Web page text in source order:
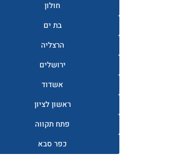
חולון
בת ים
הרצליה
ירושלים
אשדוד
ראשון לציון
פתח תקווה
כפר סבא